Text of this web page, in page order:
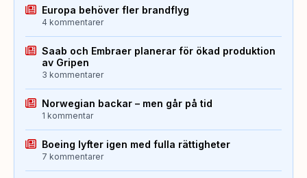
Europa behöver fler brandflyg
4 kommentarer
Saab och Embraer planerar för ökad produktion
av Gripen
3 kommentarer
Norwegian backar – men går på tid
1 kommentar
Boeing lyfter igen med fulla rättigheter
7 kommentarer